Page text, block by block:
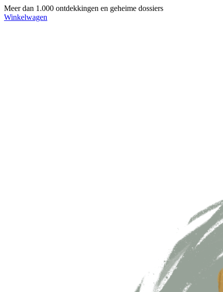
Meer dan 1.000 ontdekkingen en geheime dossiers
Winkelwagen